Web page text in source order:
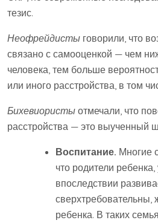
тезис.
Неофрейдисты говорили, что
связано с самооценкой — чем
человека, тем больше
или иного расстройства, в том
Бихевиористы отмечали, что
расстройства — это выученный
Воспитание. Многие
что родители ребенка,
впоследствии
сверхтребовательны,
ребенка. В таких